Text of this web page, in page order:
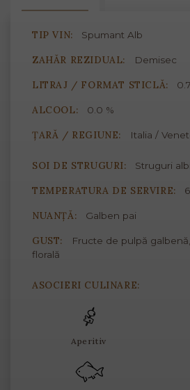
TIP VIN: Spumant Alb
ZAHĂR REZIDUAL: Demisec
LITRAJ / FORMAT STICLĂ:
ALCOOL: 0.0 %
ȚARĂ / REGIUNE: Italia /
SOI DE STRUGURI: Struguri
TEMPERATURA DE SERVIRE:
NUANȚĂ: Galben pai
GUST:
Fructe de pulpă
florală
ASOCIERI CULINARE:
Aperitiv